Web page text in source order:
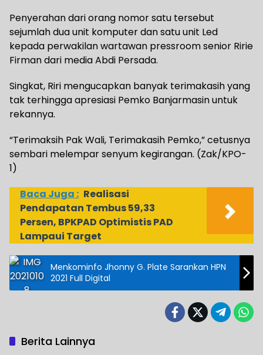
Penyerahan dari orang nomor satu tersebut
sejumlah dua unit komputer dan satu unit Led
kepada perwakilan wartawan pressroom senior Ririe
Firman dari media Abdi Persada.
Singkat, Riri mengucapkan banyak terimakasih yang
tak terhingga apresiasi Pemko Banjarmasin untuk
rekannya.
“Terimaksih Pak Wali, Terimakasih Pemko,” cetusnya
sembari melempar senyum kegirangan. (Zak/KPO-
1)
Baca Juga : Realisasi
Pendapatan Tembus 59,33
Persen, BPKPAD Optimistis PAD
Lampaui Target
Menkominfo Jhonny G. Plate Sarankan HPN
2021 Full Digital
Berita Lainnya